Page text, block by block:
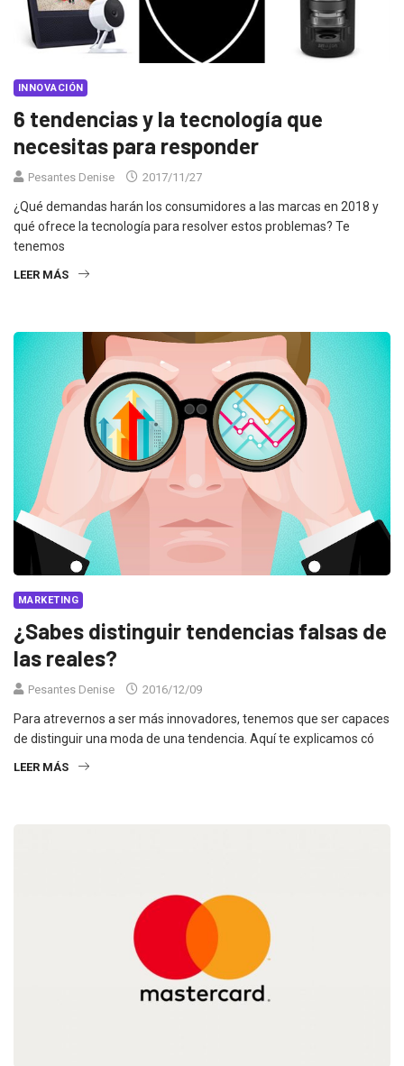
INNOVACIÓN
6 tendencias y la tecnología que
necesitas para responder
Pesantes Denise 2017/11/27
¿Qué demandas harán los consumidores a las marcas en 2018 y
qué ofrece la tecnología para resolver estos problemas? Te
tenemos
LEER MÁS
MARKETING
¿Sabes distinguir tendencias falsas de
las reales?
Pesantes Denise 2016/12/09
Para atrevernos a ser más innovadores, tenemos que ser capaces
de distinguir una moda de una tendencia. Aquí te explicamos có
LEER MÁS